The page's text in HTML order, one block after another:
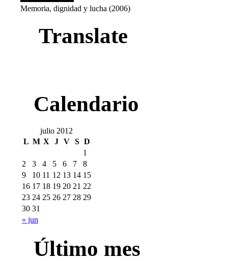
Memoria, dignidad y lucha (2006)
Translate
Calendario
julio 2012
L M X J V S D
« jun
1
2
3 4 5 6 7
8
9
10 11 12 13 14 15
16 17 18 19 20 21 22
23 24 25 26 27 28 29
30 31
Último mes